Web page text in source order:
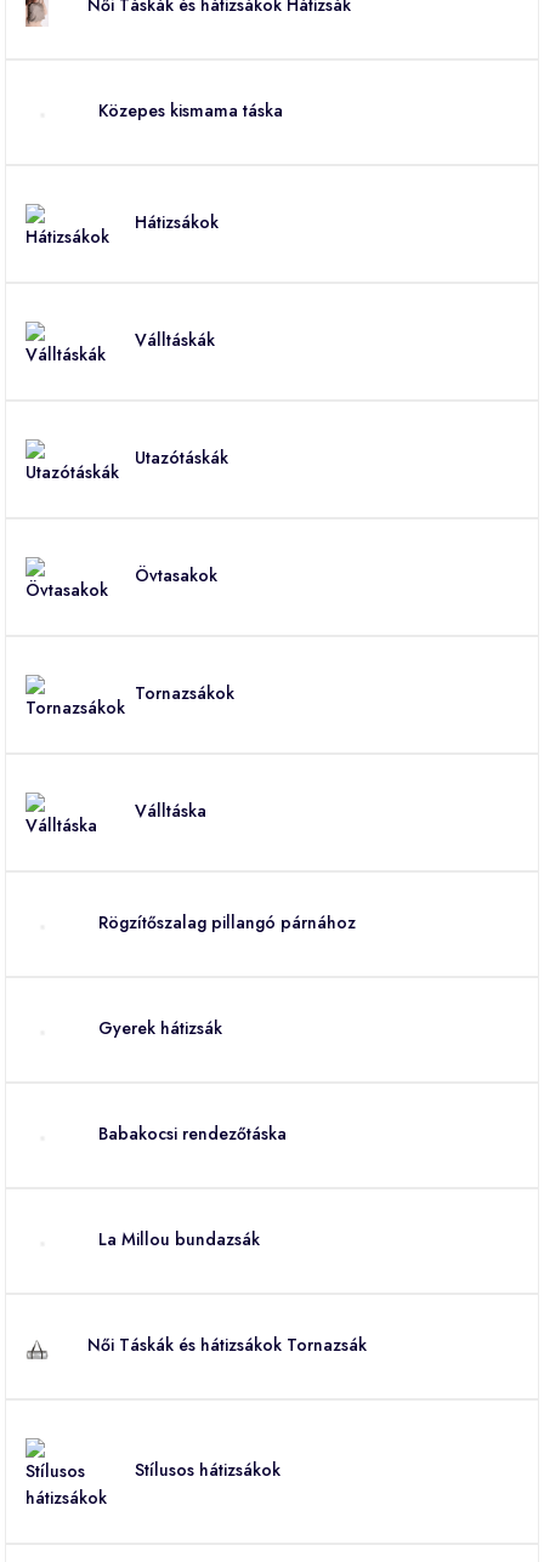
Női Táskák és hátizsákok Hátizsák
Közepes kismama táska
Hátizsákok
Válltáskák
Utazótáskák
Övtasakok
Tornazsákok
Válltáska
Rögzítőszalag pillangó párnához
Gyerek hátizsák
Babakocsi rendezőtáska
La Millou bundazsák
Női Táskák és hátizsákok Tornazsák
Stílusos hátizsákok